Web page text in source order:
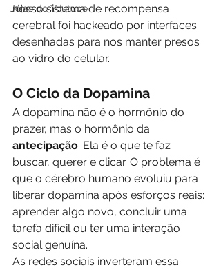
Jóias do Youtube
nosso sistema de recompensa
cerebral foi hackeado por interfaces
desenhadas para nos manter presos
ao vidro do celular.
O Ciclo da Dopamina
A dopamina não é o hormônio do
prazer, mas o hormônio da
antecipação. Ela é o que te faz
buscar, querer e clicar. O problema é
que o cérebro humano evoluiu para
liberar dopamina após esforços reais:
aprender algo novo, concluir uma
tarefa difícil ou ter uma interação
social genuína.
As redes sociais inverteram essa